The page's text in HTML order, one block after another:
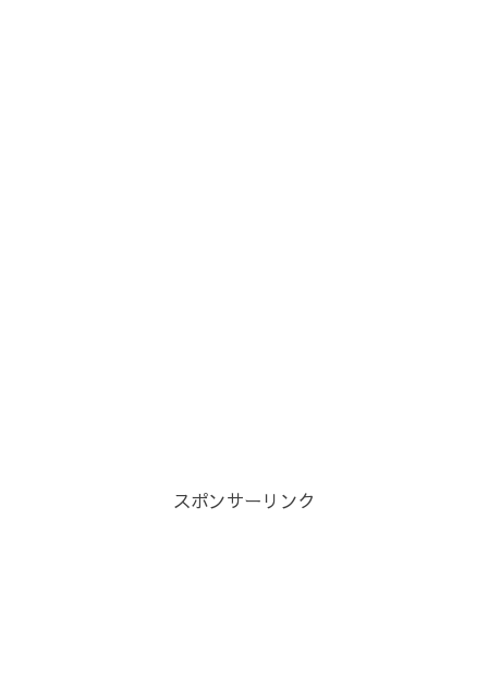
スポンサーリンク